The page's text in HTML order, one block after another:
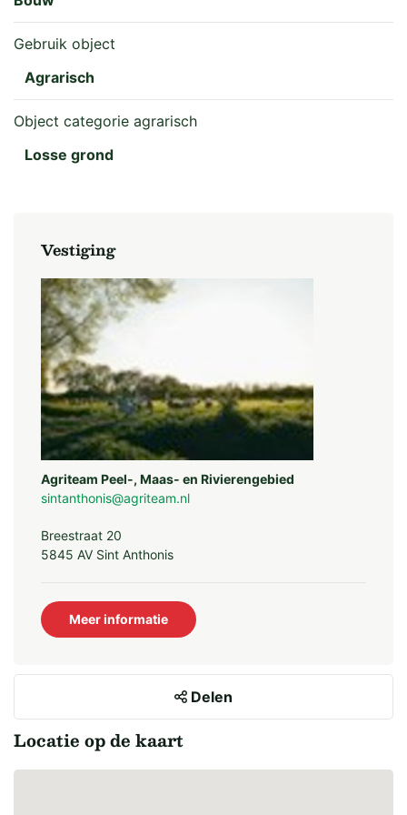
Gebruik object
Agrarisch
Object categorie agrarisch
Losse grond
Vestiging
Agriteam Peel-, Maas- en Rivierengebied
sintanthonis@agriteam.nl
Breestraat 20
5845 AV Sint Anthonis
Meer informatie
Delen
Locatie op de kaart